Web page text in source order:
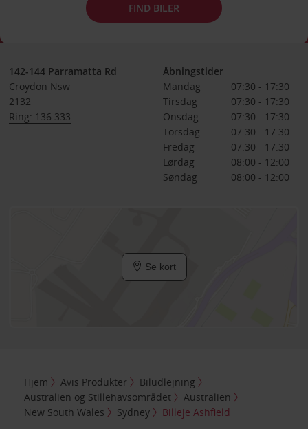
FIND BILER
142-144 Parramatta Rd
Croydon Nsw
2132
Ring: 136 333
Åbningstider
Mandag
07:30 - 17:30
Tirsdag
07:30 - 17:30
Onsdag
07:30 - 17:30
Torsdag
07:30 - 17:30
Fredag
07:30 - 17:30
Lørdag
08:00 - 12:00
Søndag
08:00 - 12:00
Se kort
Hjem Avis Produkter
Biludlejning
Australien og Stillehavsområdet
Australien
New South Wales
Sydney Billeje Ashfield